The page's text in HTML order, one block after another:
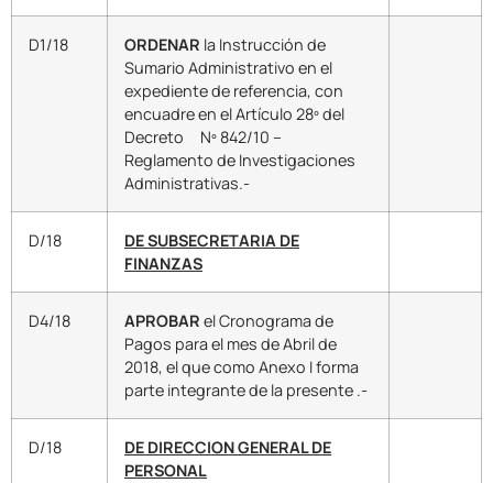
D1/18 ORDENAR la Instrucción de
Sumario Administrativo en el
expediente de referencia, con
encuadre en el Artículo 28º del
Decreto Nº 842/10 –
Reglamento de Investigaciones
Administrativas.-
D/18
DE SUBSECRETARIA DE
FINANZAS
D4/18 APROBAR el Cronograma de
Pagos para el mes de Abril de
2018, el que como Anexo I forma
parte integrante de la presente .-
D/18
DE DIRECCION GENERAL DE
PERSONAL